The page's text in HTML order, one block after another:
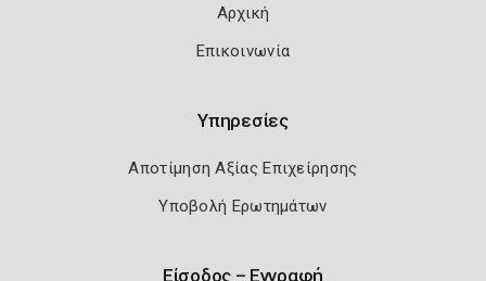
Αρχική
Επικοινωνία
Υπηρεσίες
Αποτίμηση Αξίας Επιχείρησης
Υποβολή Ερωτημάτων
Είσοδος – Εγγραφή